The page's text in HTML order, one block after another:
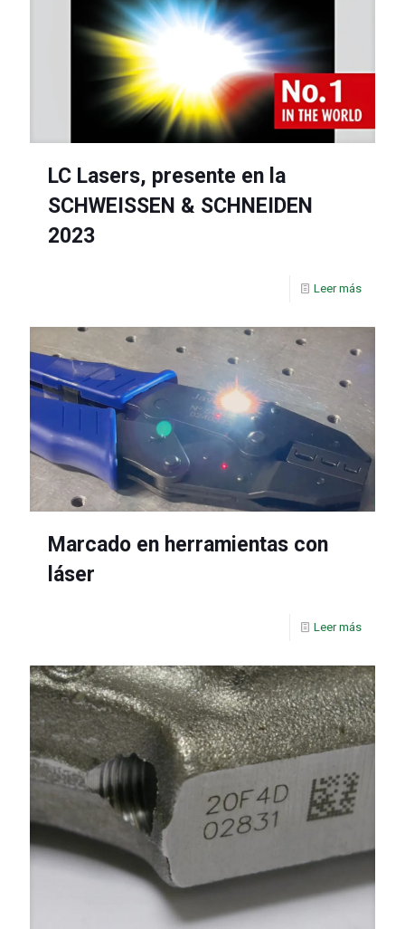
LC Lasers, presente en la
SCHWEISSEN & SCHNEIDEN
2023
Leer más
Marcado en herramientas con
láser
Leer más